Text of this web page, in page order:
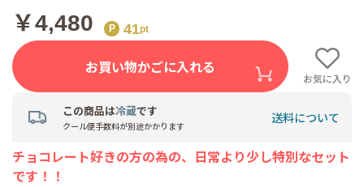
￥4,480 41
お買い物かごに入れる
お気に入り
この商品は冷蔵です
クール便手数料が別途かかります
送料について
チョコレート好きの方の為の、日常より少し特別なセット
です！！